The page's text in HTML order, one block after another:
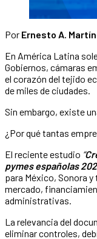
Por Ernesto A.
En América Latina
Gobiernos, cámaras
el corazón del tejido
de miles de ciudades.
Sin embargo, existe
¿Por qué tantas
El reciente estudio “
pymes españolas
para México, Sonora
mercado,
administrativas.
La relevancia del
eliminar controles,